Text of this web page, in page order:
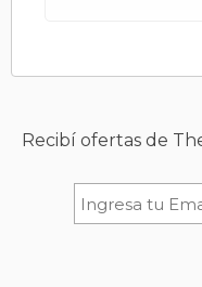
Recibí ofertas de